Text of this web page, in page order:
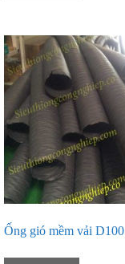
Ống gió mềm vải D100